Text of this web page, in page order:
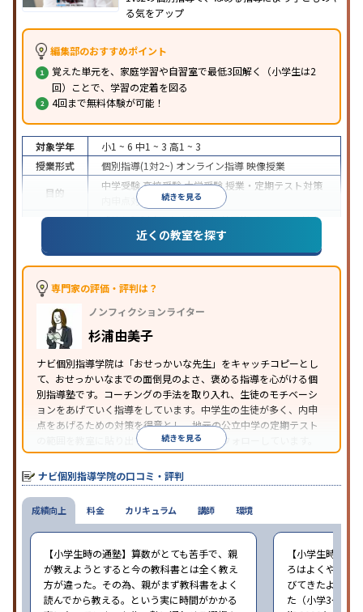
る気をアップ
編集部のおすすめポイント
覚えた単元を、家庭学習や自習室で最低3回解く（小学生は2
回）ことで、学習の定着を図る
4回まで無料体験が可能！
続きを見る
対象学年 小1 ~ 6 中1 ~ 3 高1 ~ 3
授業形式
個別指導(1対2~) オンライン指導映像授業
目的
中学受験高校受験大学受験 授業・定期テスト対策
内申点対策
学習習慣の定着
成績保証制度あり授業の振替可能オンライン対応
1科目から受講可能季節講習のみの受講可
※2023年3月調査。小学校高学年の個別指導塾アンケート調査方法を参
近くの教室を探す
専門家の評価・評判は？
ノンフィクションライター
杉浦由美子
ナビ個別指導学院は「おせっかいな先生」をキャッチコピーとし
て、おせっかいなまでの面倒見のよさ、褒める指導を心がける個
別指導塾です。コーチングの手法を取り入れ、生徒のモチベーシ
ョンをあげていく指導をしています。中学生の生徒が多く、内申
点をあげるための対策を得意とし、地元の公立中学の定期テスト
の範囲を教室に貼り出すなど手厚く学習をフォローしています。
オリジナルテキストを使用しており、特に英語は各教科書に合わ
せたテキストを使った「先取り学習」で理解度を深められます。
続きを見る
ナビ個別指導学院の口コミ・評判
成績向上
【小学生時の通塾】算数がとても苦手で、親
が教えようとすると今の教科書とは全く教え
方が違った。その為、親がまず教科書をよく
読んでから教える。という実に時間がかかる
【小学生時の通
ろはよくやり方
びてきたようで
た（小学3〜6年
料金 カリキュラム 講師 環境